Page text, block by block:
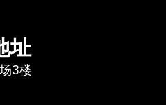
址
3楼